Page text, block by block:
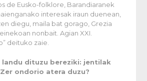
de Eusko-folklore , Barandiaranek
interesak iraun duenean,
diegu, maila bat gorago, Grezia
nonbait. Agian XXI.
deituko zaie.
dituzu bereziki: jentilak
ondorio atera duzu?